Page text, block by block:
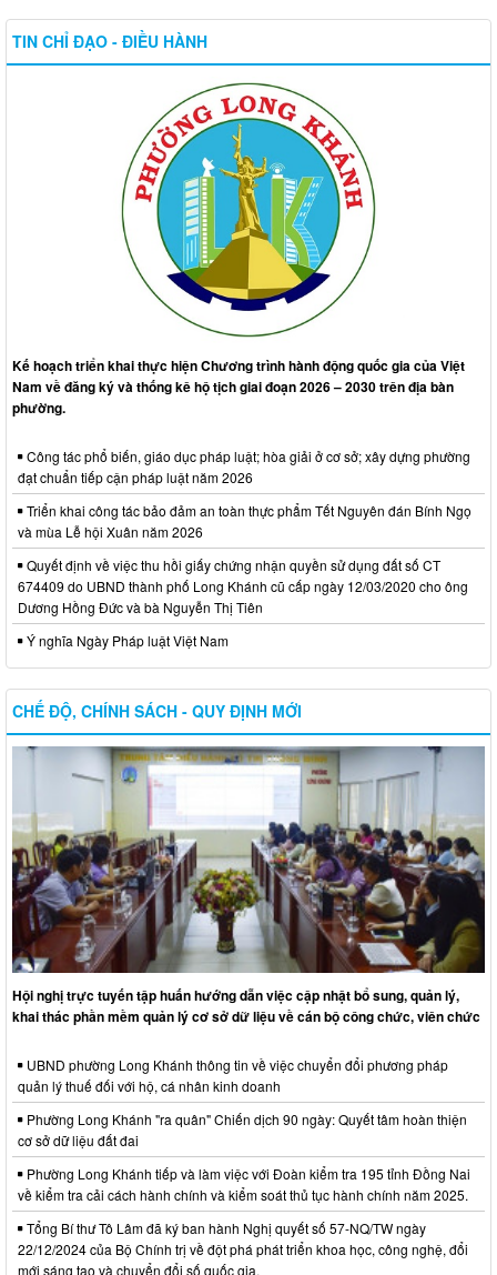
TIN CHỈ ĐẠO - ĐIỀU HÀNH
Kế hoạch triển khai thực hiện Chương trình hành động quốc gia của Việt
Nam về đăng ký và thống kê hộ tịch giai đoạn 2026 – 2030 trên địa bàn
phường.
Công tác phổ biến, giáo dục pháp luật; hòa giải ở cơ sở; xây dựng phường
đạt chuẩn tiếp cận pháp luật năm 2026
Triển khai công tác bảo đảm an toàn thực phẩm Tết Nguyên đán Bính Ngọ
và mùa Lễ hội Xuân năm 2026
Quyết định về việc thu hồi giấy chứng nhận quyền sử dụng đất số CT
674409 do UBND thành phố Long Khánh cũ cấp ngày 12/03/2020 cho ông
Dương Hồng Đức và bà Nguyễn Thị Tiên
Ý nghĩa Ngày Pháp luật Việt Nam
CHẾ ĐỘ, CHÍNH SÁCH - QUY ĐỊNH MỚI
Hội nghị trực tuyến tập huấn hướng dẫn việc cập nhật bổ sung, quản lý,
khai thác phần mềm quản lý cơ sở dữ liệu về cán bộ công chức, viên chức
UBND phường Long Khánh thông tin về việc chuyển đổi phương pháp
quản lý thuế đối với hộ, cá nhân kinh doanh
Phường Long Khánh "ra quân" Chiến dịch 90 ngày: Quyết tâm hoàn thiện
cơ sở dữ liệu đất đai
Phường Long Khánh tiếp và làm việc với Đoàn kiểm tra 195 tỉnh Đồng Nai
về kiểm tra cải cách hành chính và kiểm soát thủ tục hành chính năm 2025.
Tổng Bí thư Tô Lâm đã ký ban hành Nghị quyết số 57-NQ/TW ngày
22/12/2024 của Bộ Chính trị về đột phá phát triển khoa học, công nghệ, đổi
mới sáng tạo và chuyển đổi số quốc gia.